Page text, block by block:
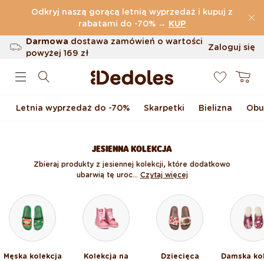
Przejdź do treści
Odkryj naszą gorącą letnią wyprzedaż i kupuj z
rabatami do -70% → KUP
(32.787 Opinie)
Darmowa dostawa zamówień o wartości
powyżej169 zł
Możliwość zwrotu w ciągu 100 dni
Zaloguj się
Koszyk
Letnia wyprzedaż do -70% Skarpetki Bielizna
JESIENNA KOLEKCJA
Zbieraj produkty z jesiennej kolekcji, które dodatkowo
ubarwią tę uroc... Czytaj więcej
Męska kolekcja
Kolekcja na
Dziecięca
Damska